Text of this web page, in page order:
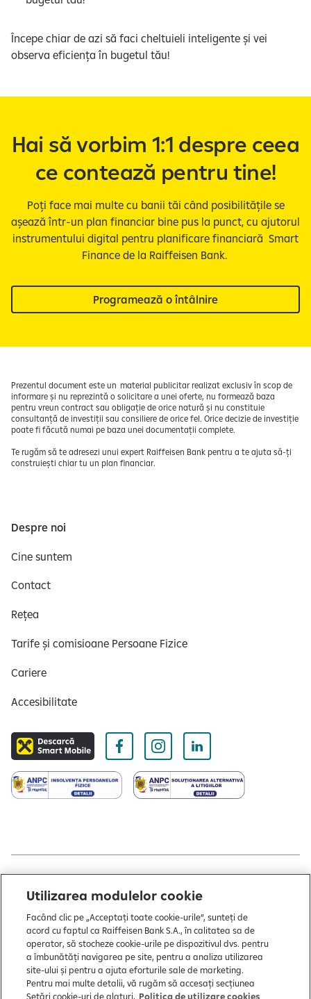
Începe chiar de azi să faci cheltuieli inteligente și vei
observa eficiența în bugetul tău!
Hai să vorbim 1:1 despre ceea
ce contează pentru tine!
Poți face mai multe cu banii tăi când posibilitățile se
așează într-un plan financiar bine pus la punct, cu ajutorul
instrumentului digital pentru planificare financiară Smart
Finance de la Raiffeisen Bank.
Programează o întâlnire
Prezentul document este un material publicitar realizat exclusiv în scop de
informare și nu reprezintă o solicitare a unei oferte, nu formează baza
pentru vreun contract sau obligație de orice natură și nu constituie
consultanță de investiții sau consiliere de orice fel. Orice decizie de investiție
poate fi făcută numai pe baza unei documentații complete.
Te rugăm să te adresezi unui expert Raiffeisen Bank pentru a te ajuta să-ți
construiești chiar tu un plan financiar.
Despre noi
Cine suntem
Contact
Rețea
Tarife și comisioane Persoane Fizice
Cariere
Accesibilitate
Termeni și condiții
Politică de utilizare cookies
Preferințe cookie-uri
Politica de confidențialitate
Utilizarea modulelor cookie
Facând clic pe „Acceptați toate cookie-urile”, sunteți de
acord cu faptul ca Raiffeisen Bank S.A., în calitatea sa de
operator, să stocheze cookie-urile pe dispozitivul dvs. pentru
a îmbunătăți navigarea pe site, pentru a analiza utilizarea
site-ului și pentru a ajuta eforturile sale de marketing.
Pentru mai multe detalii, vă rugăm să accesați secțiunea
Setări cookie-uri de alaturi, Politica de utilizare cookies